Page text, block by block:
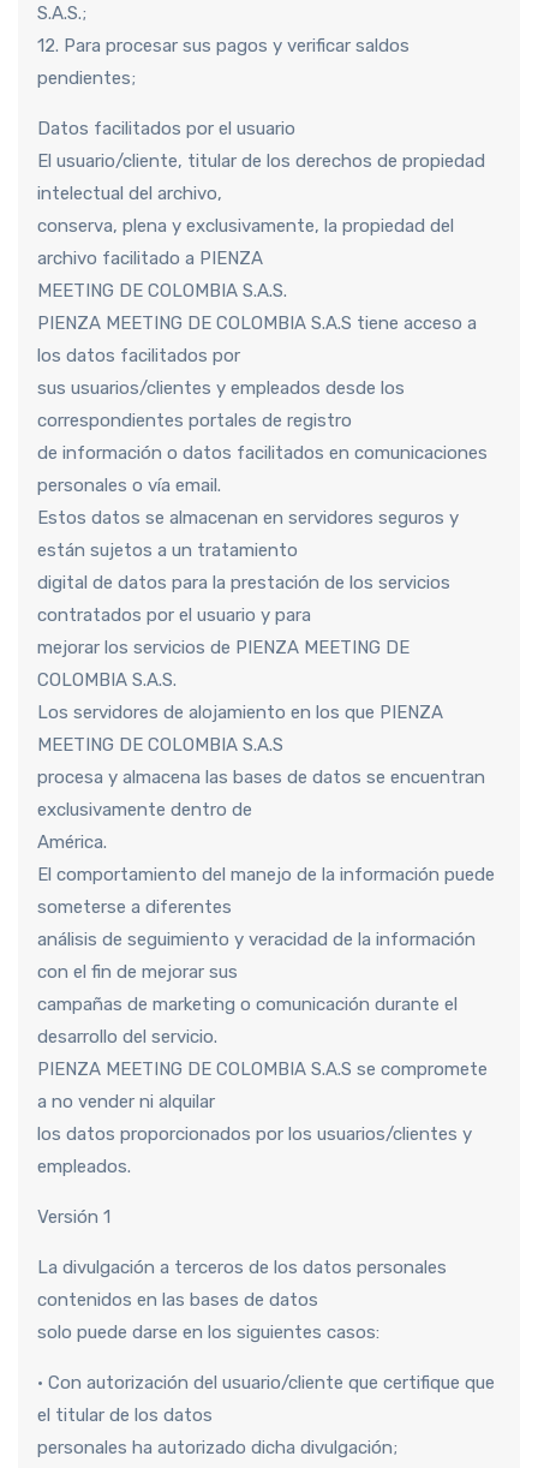
S.A.S.;
12. Para procesar sus pagos y verificar saldos
pendientes;
Datos facilitados por el usuario
El usuario/cliente, titular de los derechos de propiedad
intelectual del archivo,
conserva, plena y exclusivamente, la propiedad del
archivo facilitado a PIENZA
MEETING DE COLOMBIA S.A.S.
PIENZA MEETING DE COLOMBIA S.A.S tiene acceso a
los datos facilitados por
sus usuarios/clientes y empleados desde los
correspondientes portales de registro
de información o datos facilitados en comunicaciones
personales o vía email.
Estos datos se almacenan en servidores seguros y
están sujetos a un tratamiento
digital de datos para la prestación de los servicios
contratados por el usuario y para
mejorar los servicios de PIENZA MEETING DE
COLOMBIA S.A.S.
Los servidores de alojamiento en los que PIENZA
MEETING DE COLOMBIA S.A.S
procesa y almacena las bases de datos se encuentran
exclusivamente dentro de
América.
El comportamiento del manejo de la información puede
someterse a diferentes
análisis de seguimiento y veracidad de la información
con el fin de mejorar sus
campañas de marketing o comunicación durante el
desarrollo del servicio.
PIENZA MEETING DE COLOMBIA S.A.S se compromete
a no vender ni alquilar
los datos proporcionados por los usuarios/clientes y
empleados.
Versión 1
La divulgación a terceros de los datos personales
contenidos en las bases de datos
solo puede darse en los siguientes casos:
• Con autorización del usuario/cliente que certifique que
el titular de los datos
personales ha autorizado dicha divulgación;